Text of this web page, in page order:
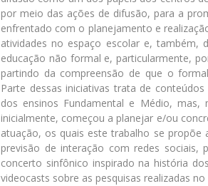
por meio das ações de difusão, para a
enfrentado com o planejamento e
atividades no espaço escolar e, também,
educação não formal e, particularmente,
partindo da compreensão de que o
Parte dessas iniciativas trata de
dos ensinos Fundamental e Médio, mas,
inicialmente, começou a planejar e/ou
atuação, os quais este trabalho se propõe
previsão de interação com redes sociais,
concerto sinfônico inspirado na história
videocasts sobre as pesquisas realizadas